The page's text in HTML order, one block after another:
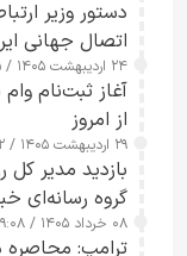
دستور وزیر
اتصال جهانی
کامل مردم تا ۲۴ ساعت آینده
۲۴ اردیبهشت ۱۴۰۵ / ۰۹:۱۵
از امروز
۲۹ اردیبهشت ۱۴۰۵ / ۱۳:۴۲
بازدید مدیر
گروه رسانه‌ای
رسانه‌های
۰۸ خرداد ۱۴۰۵ / ۱۹:۰۸
ترامپ: محاصره